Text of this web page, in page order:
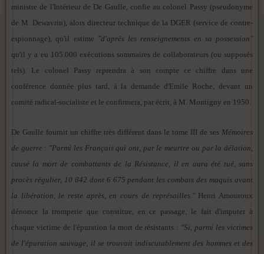
ministre de l'Intérieur de De Gaulle, confie au colonel Passy (pseudonyme
de M. Dewavrin), alors directeur technique de la DGER (service de contre-
espionnage), qu'il estime "d'après les renseignements en sa possession"
qu'il y a eu 105.000 exécutions sommaires de collaborateurs (ou supposés
tels). Le colonel Passy reprendra à son compte ce chiffre dans une
conférence donnée plus tard, à la demande d'Emile Roche, devant un
comité radical-socialiste et le confirmera, par écrit, à M. Montigny en 1950.
De Gaulle fournit un chiffre très différent dans le tome III de ses Mémoires
de guerre : "Parmi les Français qui ont, par le meurtre ou par la délation,
causé la mort de combattants de la Résistance, il en aura été tué, sans
procès régulier, 10 842 dont 6 675 pendant les combats des maquis avant
la libération, le reste après, en cours de représailles."Henri Amouroux
dénonce la tromperie que constitue, en ce passage, le fait d'imputer à
chaque victime de l'épuration la mort de résistants : "Si, parmi les victimes
de l'épuration sauvage, il se trouvait indiscutablement des hommes et des